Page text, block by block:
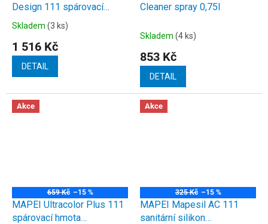
Design 111 spárovací
hmota stříbrnošedá 3kg
Průměrné
produktu
3,5
5
hvězdiček.
Skladem (3 ks)
1 516 Kč
DETAIL
Cleaner spray 0,75l
Skladem (4 ks)
853 Kč
DETAIL
Akce
659 Kč –15 %
MAPEI Ultracolor Plus 111
spárovací hmota
Akce
325 Kč –15 %
MAPEI Mapesil AC 111
sanitární silikon